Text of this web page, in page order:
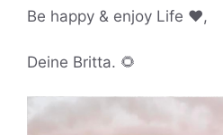
Be happy & enjoy Life ❤️,
Deine Britta. 🌻